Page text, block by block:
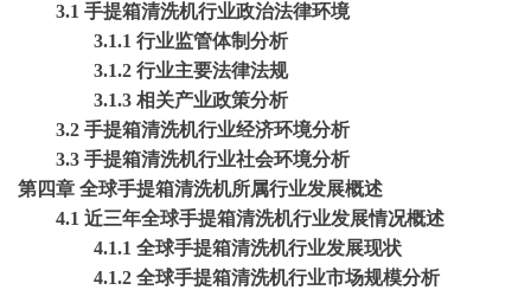
3.1 手提箱清洗机行业政治法律环境
3.1.1 行业监管体制分析
3.1.2 行业主要法律法规
3.1.3 相关产业政策分析
3.2 手提箱清洗机行业经济环境分析
3.3 手提箱清洗机行业社会环境分析
第四章 全球手提箱清洗机所属行业发展概述
4.1 近三年全球手提箱清洗机行业发展情况概述
4.1.1 全球手提箱清洗机行业发展现状
4.1.2 全球手提箱清洗机行业市场规模分析